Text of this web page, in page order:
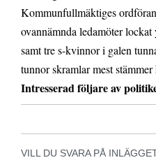
Kommunfullmäktiges
ovannämnda ledamöter
samt tre s-kvinnor i galen
tunnor skramlar mest
Intresserad följare av
VILL DU SVARA PÅ